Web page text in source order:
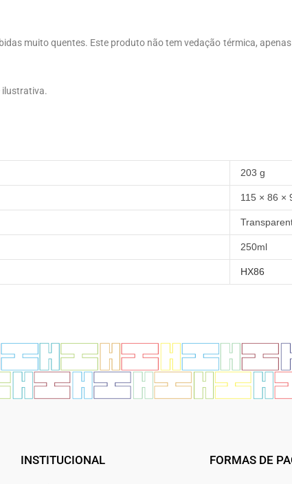
muito quentes. Este produto não tem vedação térmica,
ilustrativa.
203 g
115 × 86 ×
250ml
HX86
INSTITUCIONAL FORMAS DE